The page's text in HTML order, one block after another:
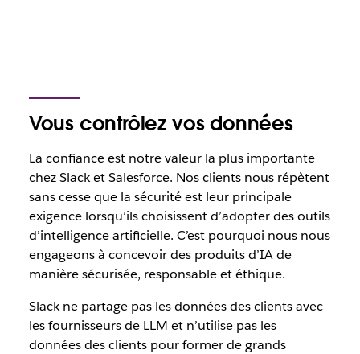
Vous contrôlez vos données
La confiance est notre valeur la plus importante
chez Slack et Salesforce. Nos clients nous répètent
sans cesse que la sécurité est leur principale
exigence lorsqu’ils choisissent d’adopter des outils
d’intelligence artificielle. C’est pourquoi nous nous
engageons à concevoir des produits d’IA de
manière sécurisée, responsable et éthique.
Slack ne partage pas les données des clients avec
les fournisseurs de LLM et n’utilise pas les
données des clients pour former de grands